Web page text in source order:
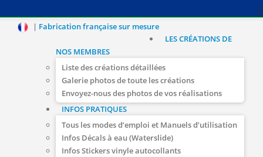
| Fabrication française sur mesure
LES CRÉATIONS DE
NOS MEMBRES
Liste des créations détaillées
Galerie photos de toute les créations
Envoyez-nous des photos de vos réalisations
INFOS PRATIQUES
Tous les modes d’emploi et Manuels d’utilisation
Infos Décals à eau (Waterslide)
Infos Stickers vinyle autocollants